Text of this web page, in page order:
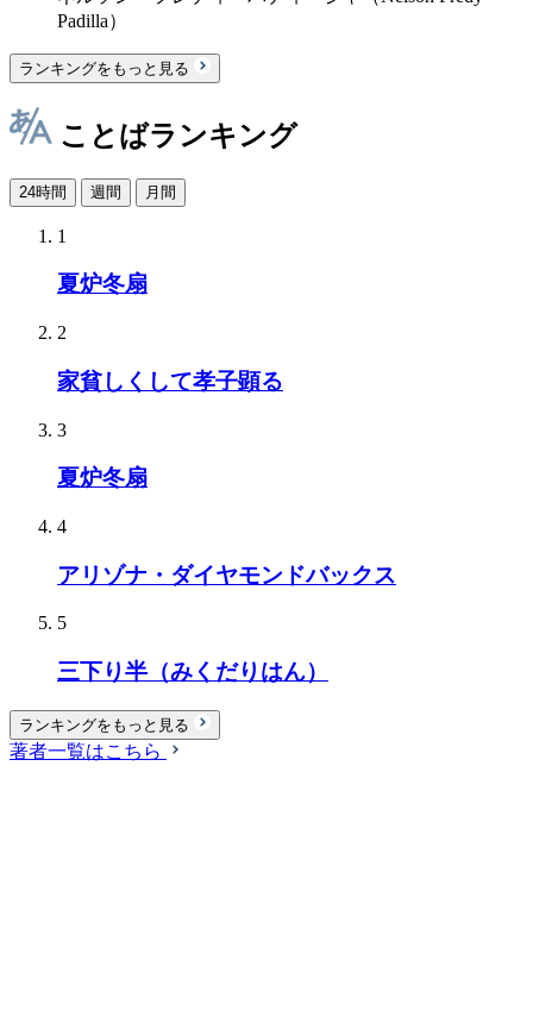
Padilla）
ランキングをもっと見る
ことばランキング
24時間 週間 月間
1
夏炉冬扇
2
家貧しくして孝子顕る
3
夏炉冬扇
4
アリゾナ・ダイヤモンドバックス
5
三下り半（みくだりはん）
ランキングをもっと見る
著者一覧はこちら